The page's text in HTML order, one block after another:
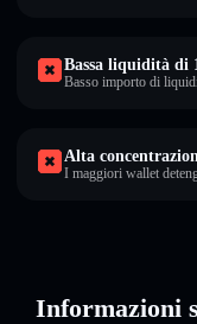
Bassa liquidità di
Basso importo di
Alta
I maggiori wallet
Informazioni